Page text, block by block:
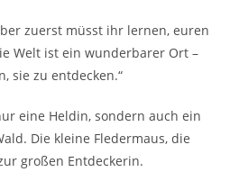
zuerst müsst ihr lernen, euren
Welt ist ein wunderbarer Ort –
sie zu entdecken.“
eine Heldin, sondern auch ein
Die kleine Fledermaus, die
großen Entdeckerin.